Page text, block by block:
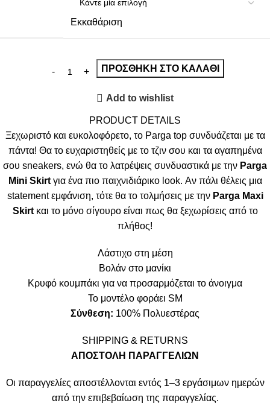
Εκκαθάριση
ΠΡΟΣΘΉΚΗ ΣΤΟ ΚΑΛΆΘΙ
Add to wishlist
PRODUCT DETAILS
Ξεχωριστό και ευκολοφόρετο, το Parga top συνδυάζεται με τα
πάντα! Θα το ευχαριστηθείς με το τζιν σου και τα αγαπημένα
σου sneakers, ενώ θα το λατρέψεις συνδυαστικά με την Parga
Mini Skirtγια ένα πιο παιχνιδιάρικο look. Αν πάλι θέλεις μια
statement εμφάνιση, τότε θα το τολμήσεις με την Parga Maxi
Skirtκαι το μόνο σίγουρο είναι πως θα ξεχωρίσεις από το
πλήθος!
Λάστιχο στη μέση
Βολάν στο μανίκι
Κρυφό κουμπάκι για να προσαρμόζεται το άνοιγμα
Το μοντέλο φοράει SM
Σύνθεση: 100% Πολυεστέρας
SHIPPING & RETURNS
ΑΠΟΣΤΟΛΗ ΠΑΡΑΓΓΕΛΙΩΝ
Οι παραγγελίες αποστέλλονται εντός 1–3 εργάσιμων ημερών
από την επιβεβαίωση της παραγγελίας.